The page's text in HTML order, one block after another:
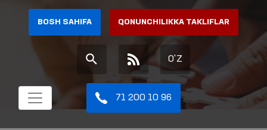
BOSH SAHIFA QONUNCHILIKKA TAKLIFLAR
O'Z
71 200 10 96